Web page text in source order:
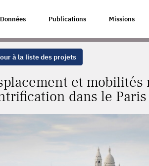
Données Publications Missions
LES EFFETS DE LA
à la liste des projets
et
dans le